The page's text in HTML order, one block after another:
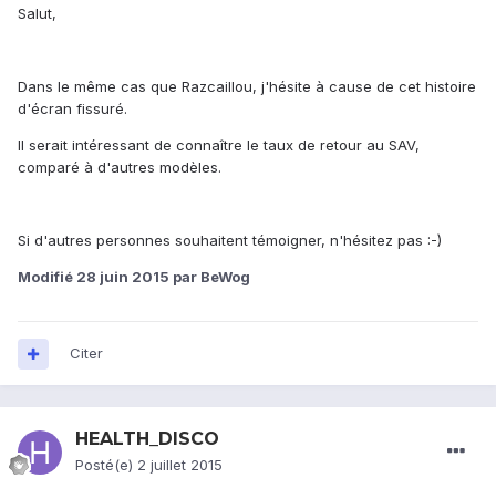
Salut,
Dans le même cas que Razcaillou, j'hésite à cause de cet histoire
d'écran fissuré.
Il serait intéressant de connaître le taux de retour au SAV,
comparé à d'autres modèles.
Si d'autres personnes souhaitent témoigner, n'hésitez pas :-)
Modifié 28 juin 2015 par BeWog
Citer
HEALTH_DISCO
Posté(e) 2 juillet 2015